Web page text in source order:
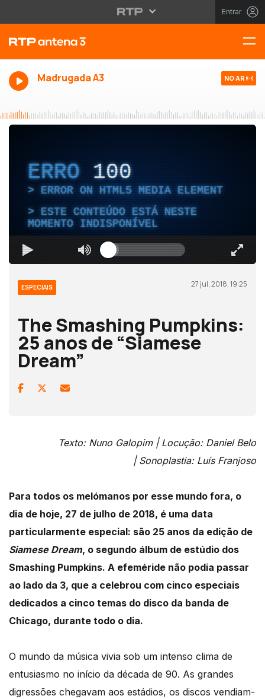
Entrar
Madrugada A3 NO AR
ERRO 100
ERROR ON HTML5 MEDIA ELEMENT
ESTE CONTEÚDO ESTÁ NESTE
MOMENTO INDISPONÍVEL
ESPECIAIS 27 jul, 2018, 19:25
The Smashing Pumpkins:
25 anos de “Siamese
Dream”
Texto: Nuno Galopim | Locução: Daniel Belo
| Sonoplastia: Luís Franjoso
Para todos os melómanos por esse mundo fora, o
dia de hoje, 27 de julho de 2018, é uma data
particularmente especial: são 25 anos da edição de
Siamese Dream, o segundo álbum de estúdio dos
Smashing Pumpkins. A efeméride não podia passar
ao lado da 3, que a celebrou com cinco especiais
dedicados a cinco temas do disco da banda de
Chicago, durante todo o dia.
O mundo da música vivia sob um intenso clima de
entusiasmo no início da década de 90. As grandes
digressões chegavam aos estádios, os discos vendiam-